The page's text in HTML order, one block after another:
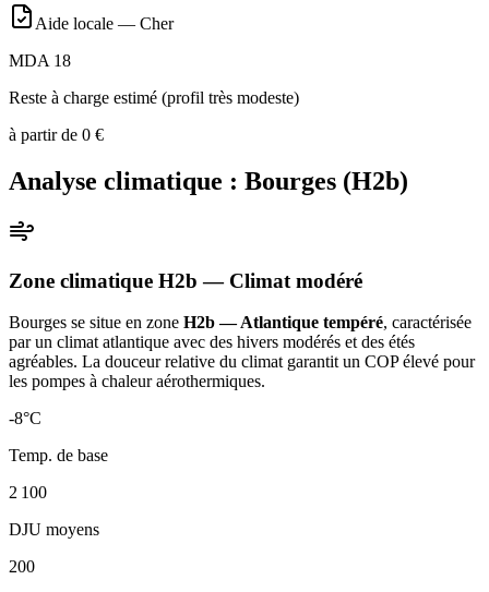
Aide locale — Cher
MDA 18
Reste à charge estimé (profil très modeste)
à partir de 0 €
Analyse climatique : Bourges (H2b)
Zone climatique H2b — Climat modéré
Bourges se situe en zone H2b — Atlantique tempéré, caractérisée
par un climat atlantique avec des hivers modérés et des étés
agréables. La douceur relative du climat garantit un COP élevé pour
les pompes à chaleur aérothermiques.
-8°C
Temp. de base
2 100
DJU moyens
200